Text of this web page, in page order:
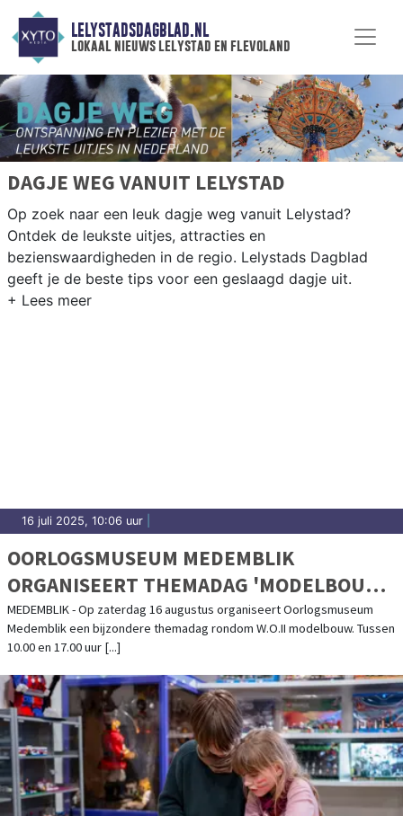
LELYSTADSDAGBLAD.NL
lokaal nieuws lelystad en flevoland
DAGJE WEG VANUIT LELYSTAD
Op zoek naar een leuk dagje weg vanuit Lelystad?
Ontdek de leukste uitjes, attracties en
bezienswaardigheden in de regio. Lelystads Dagblad
geeft je de beste tips voor een geslaagd dagje uit.
16 juli 2025, 10:06 uur
OORLOGSMUSEUM MEDEMBLIK
ORGANISEERT THEMADAG 'MODELBOUW'
- 16 AUGUSTUS 2025
MEDEMBLIK - Op zaterdag 16 augustus organiseert Oorlogsmuseum
Medemblik een bijzondere themadag rondom W.O.II modelbouw. Tussen
10.00 en 17.00 uur [...]